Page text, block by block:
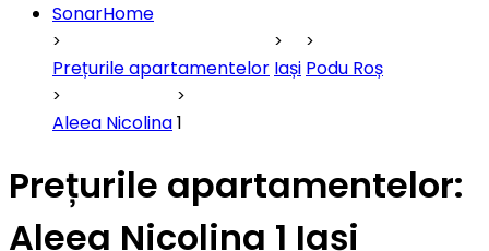
SonarHome
Prețurile apartamentelor Iași Podu Roș
Aleea Nicolina1
Prețurile apartamentelor:
Aleea Nicolina 1 Iași